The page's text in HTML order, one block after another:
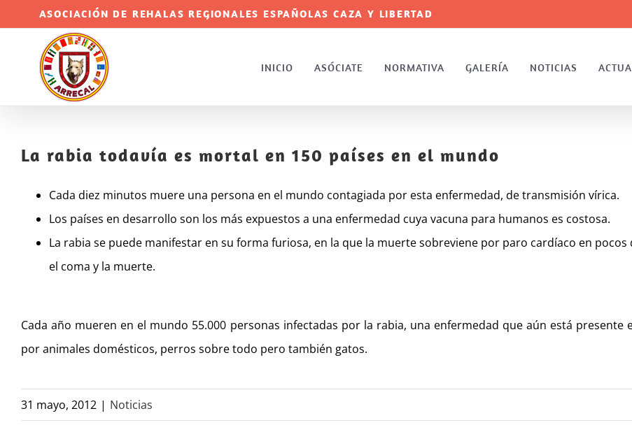
contenido
ASOCIACIÓN DE REHALAS REGIONALES ESPAÑOLAS CAZA Y LIBERTAD
INICIO ASÓCIATE NORMATIVA GALERÍA NOTICIAS
La rabia todavía es mortal en 150 países en el mundo
Cada diez minutos muere una persona en el mundo contagiada por esta enfermedad, de transmisión vírica.
Los países en desarrollo son los más expuestos a una enfermedad cuya vacuna para humanos es costosa.
La rabia se puede manifestar en su forma furiosa, en la que la muerte sobreviene por paro cardíaco en
el coma y la muerte.
Cada año mueren en el mundo 55.000 personas infectadas por la rabia, una enfermedad que aún está
por animales domésticos, perros sobre todo pero también gatos.
31 mayo, 2012 | Noticias